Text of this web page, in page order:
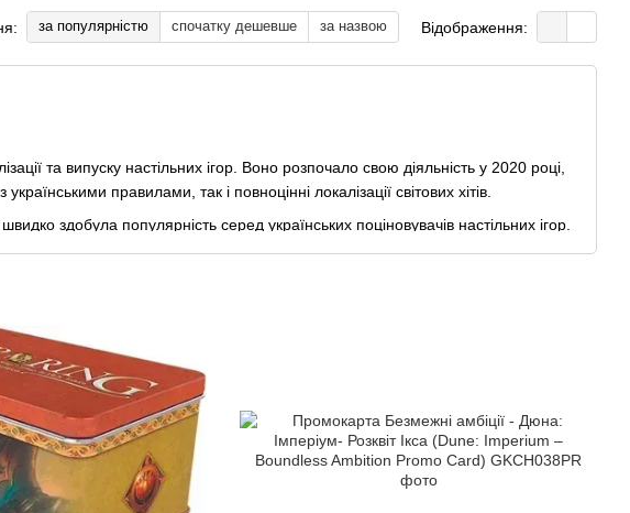
за популярністю спочатку дешевше за назвою Відображення:
та випуску настільних ігор. Воно розпочало свою діяльність у 2020 році,
правилами, так і повноцінні локалізації світових хітів.
здобула популярність серед українських поціновувачів настільних ігор.
«Дюна: Імперіум», «Утрачені моря» та інші.
словом»).
(«Коса», «Res Arcana»).
планети», «Утрачені моря»).